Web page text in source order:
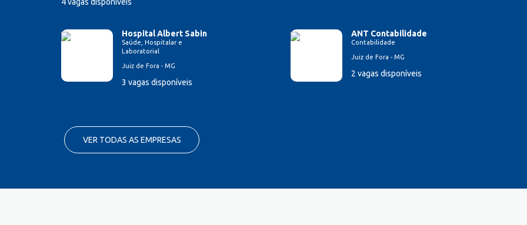
Hospital Albert Sabin
Saúde, Hospitalar e
Laboratorial
Juiz de Fora - MG
3 vagas disponíveis
ANT Contabilidade
Contabilidade
Juiz de Fora - MG
2 vagas disponíveis
VER TODAS AS EMPRESAS